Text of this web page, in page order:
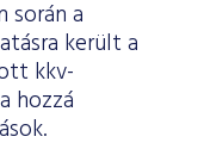
során a
került a
kkv-
hozzá